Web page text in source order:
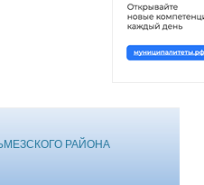
РАЙОНА